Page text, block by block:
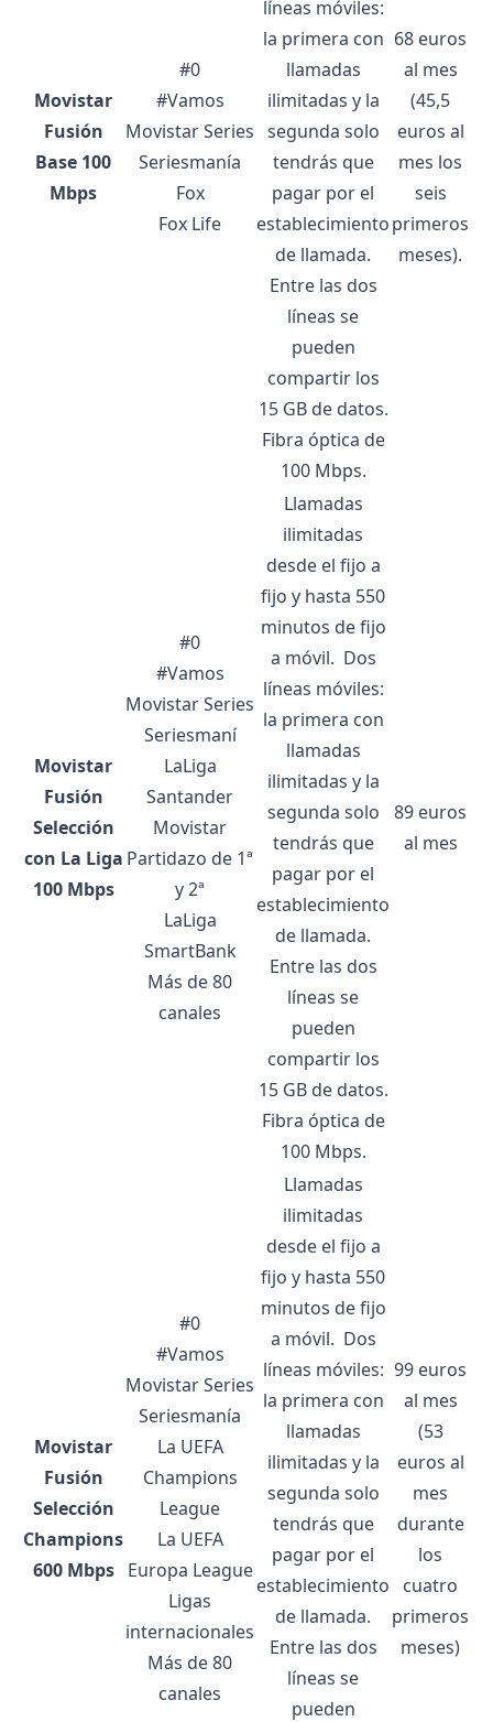
Movistar
Fusión
Base 100
Mbps
#0
#Vamos
Movistar Series
Seriesmanía
Fox
Fox Life
líneas móviles:
la primera con
llamadas
ilimitadas y la
segunda solo
tendrás que
pagar por el
establecimiento
de llamada.
Entre las dos
líneas se
pueden
compartir los
15 GB de datos.
Fibra óptica de
100 Mbps.
68 euros
al mes
(45,5
euros al
mes los
seis
primeros
meses).
Movistar
Fusión
Selección
con La Liga
100 Mbps
#0
#Vamos
Movistar Series
Seriesmaní
LaLiga
Santander
Movistar
Partidazo de 1ª
y 2ª
LaLiga
SmartBank
Más de 80
canales
Llamadas
ilimitadas
desde el fijo a
fijo y hasta 550
minutos de fijo
a móvil. Dos
líneas móviles:
la primera con
llamadas
ilimitadas y la
segunda solo
tendrás que
pagar por el
establecimiento
de llamada.
Entre las dos
líneas se
pueden
compartir los
15 GB de datos.
Fibra óptica de
100 Mbps.
89 euros
al mes
Movistar
Fusión
Selección
Champions
600 Mbps
#0
#Vamos
Movistar Series
Seriesmanía
La UEFA
Champions
League
La UEFA
Europa League
Ligas
internacionales
Más de 80
canales
Llamadas
ilimitadas
desde el fijo a
fijo y hasta 550
minutos de fijo
a móvil. Dos
líneas móviles:
la primera con
llamadas
ilimitadas y la
segunda solo
tendrás que
pagar por el
establecimiento
de llamada.
Entre las dos
líneas se
pueden
99 euros
al mes
(53
euros al
mes
durante
los
cuatro
primeros
meses)